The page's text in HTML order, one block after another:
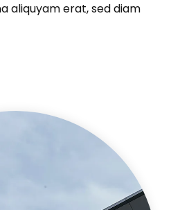
aliquyam erat, sed diam